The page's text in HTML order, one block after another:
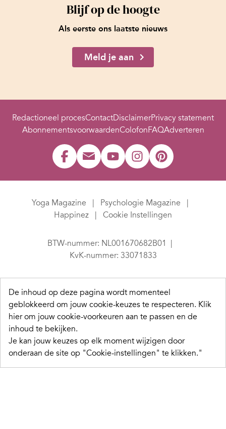
Blijf op de hoogte
Als eerste ons laatste nieuws
Meld je aan
Redactioneel procesContactDisclaimerPrivacy statement
AbonnementsvoorwaardenColofonFAQAdverteren
Yoga Magazine
Psychologie Magazine
Happinez
Cookie Instellingen
BTW-nummer: NL001670682B01
KvK-nummer: 33071833
De inhoud op deze pagina wordt momenteel
geblokkeerd om jouw cookie-keuzes te respecteren. Klik
hier om jouw cookie-voorkeuren aan te passen en de
inhoud te bekijken.
Je kan jouw keuzes op elk moment wijzigen door
onderaan de site op "Cookie-instellingen" te klikken."